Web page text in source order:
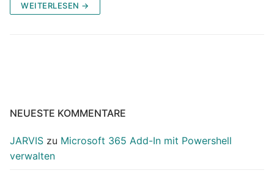
WEITERLESEN →
NEUESTE KOMMENTARE
JARVIS zu Microsoft 365 Add-In mit Powershell
verwalten